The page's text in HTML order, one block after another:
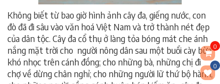
0
0
Không biết từ bao giờ hình ảnh cây đa, giếng nước, con
đò đã đi sâu vào văn hoá Việt Nam và trở thành nét đẹp
của dân tộc. Cây đa cổ thụ ở làng tỏa bóng mát che ánh
nắng mặt trời cho người nông dân sau một buổi cày bừa
khó nhọc trên cánh đồng; cho những bà, những chị đi
chợ về dừng chân nghỉ; cho những người lữ thứ bộ hành,